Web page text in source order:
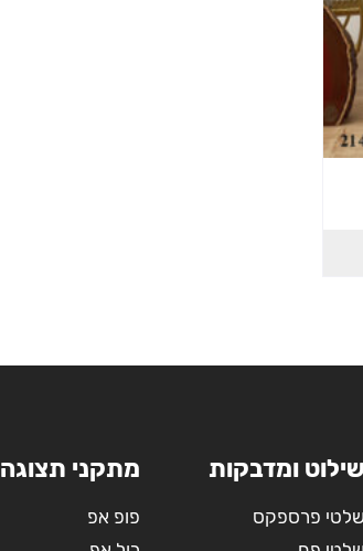
שילוט ומדבקות
שלטי פרספקס
מתקני תצוגה
פופ אפ